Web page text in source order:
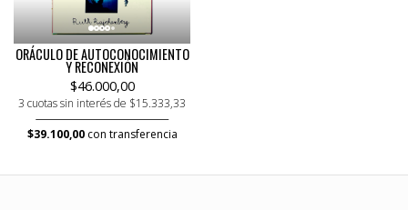
ORÁCULO DE AUTOCONOCIMIENTO
Y RECONEXIÓN
$46.000,00
3 cuotas sin interés de $15.333,33
$39.100,00con transferencia